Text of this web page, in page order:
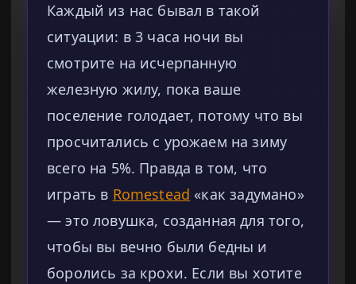
Каждый из нас бывал в такой
ситуации: в 3 часа ночи вы
смотрите на исчерпанную
железную жилу, пока ваше
поселение голодает, потому что вы
просчитались с урожаем на зиму
всего на 5%. Правда в том, что
играть в Romestead «как задумано»
— это ловушка, созданная для того,
чтобы вы вечно были бедны и
боролись за крохи. Если вы хотите